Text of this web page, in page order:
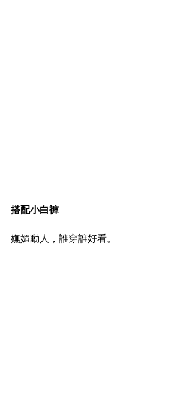
搭配小白褲
嫵媚動人，誰穿誰好看。